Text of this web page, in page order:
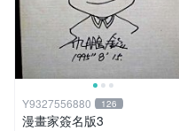
Y9327556880 126
漫畫家簽名版3